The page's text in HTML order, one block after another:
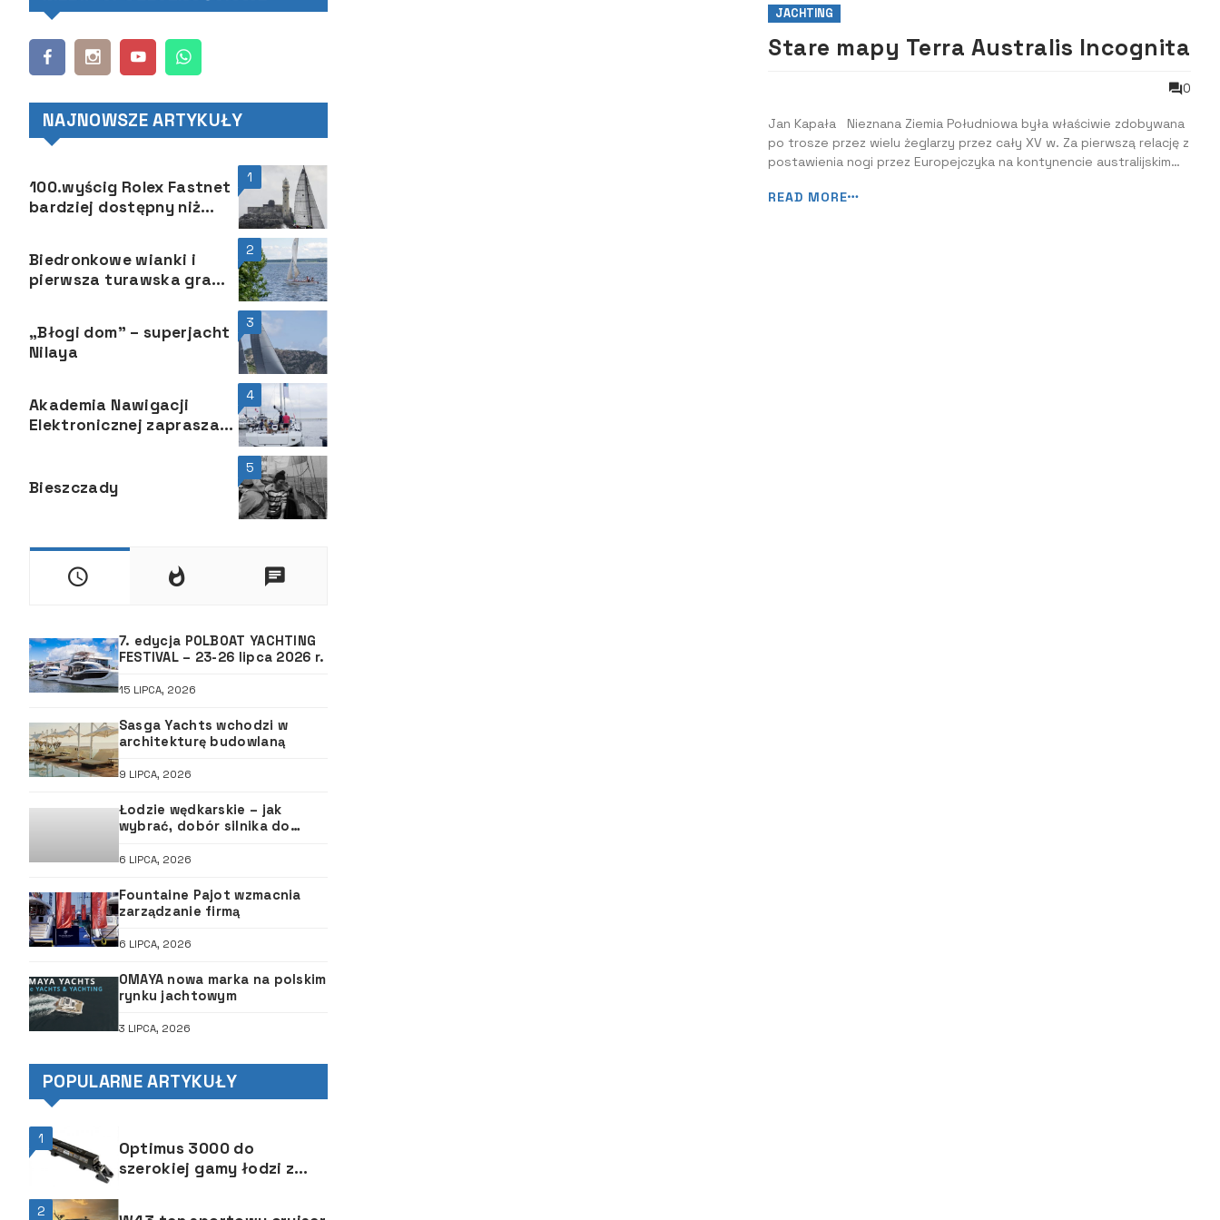
JACHTING
Stare mapy Terra Australis Incognita
0
Jan Kapała Nieznana Ziemia Południowa była właściwie zdobywana
po trosze przez wielu żeglarzy przez cały XV w. Za pierwszą relację z
postawienia nogi przez Europejczyka na kontynencie australijskim
Rodrigueza w 1512 r., opisane przez tego żeglarza w manuskrypcie
READ MORE
NAJNOWSZE ARTYKUŁY
1
100.wyścig Rolex Fastnet
bardziej dostępny niż
2
Biedronkowe wianki i
pierwsza turawska gra
3
„Błogi dom” – superjacht
Nilaya
4
Akademia Nawigacji
Elektronicznej zaprasza
5
Bieszczady
7. edycja POLBOAT YACHTING
FESTIVAL – 23-26 lipca 2026 r.
15 LIPCA, 2026
Sasga Yachts wchodzi w
architekturę budowlaną
9 LIPCA, 2026
Łodzie wędkarskie – jak
wybrać, dobór silnika do
6 LIPCA, 2026
Fountaine Pajot wzmacnia
zarządzanie firmą
6 LIPCA, 2026
OMAYA nowa marka na polskim
rynku jachtowym
3 LIPCA, 2026
POPULARNE ARTYKUŁY
1
Optimus 3000 do
szerokiej gamy łodzi z
2